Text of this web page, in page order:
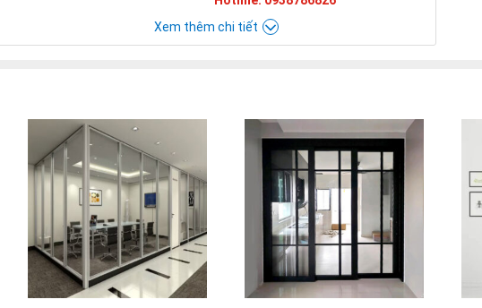
Xem thêm chi tiết
cuacuonachau@gmail.com